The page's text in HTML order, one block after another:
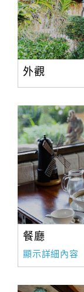
外觀
餐廳
顯示詳細內容